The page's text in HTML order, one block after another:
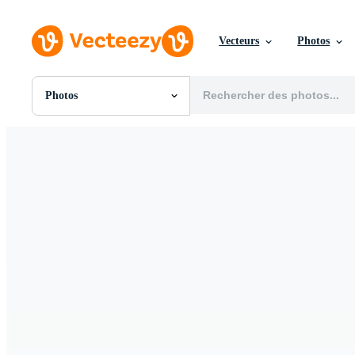
Vecteurs Photos
Photos
Toutes Images